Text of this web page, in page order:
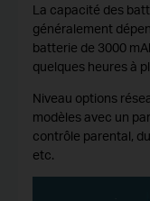
La capacité des
généralement
batterie de 3000
quelques heures à
Niveau options
modèles avec un
contrôle parental,
etc.